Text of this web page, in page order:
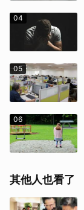
04
05
06
其他人也看了